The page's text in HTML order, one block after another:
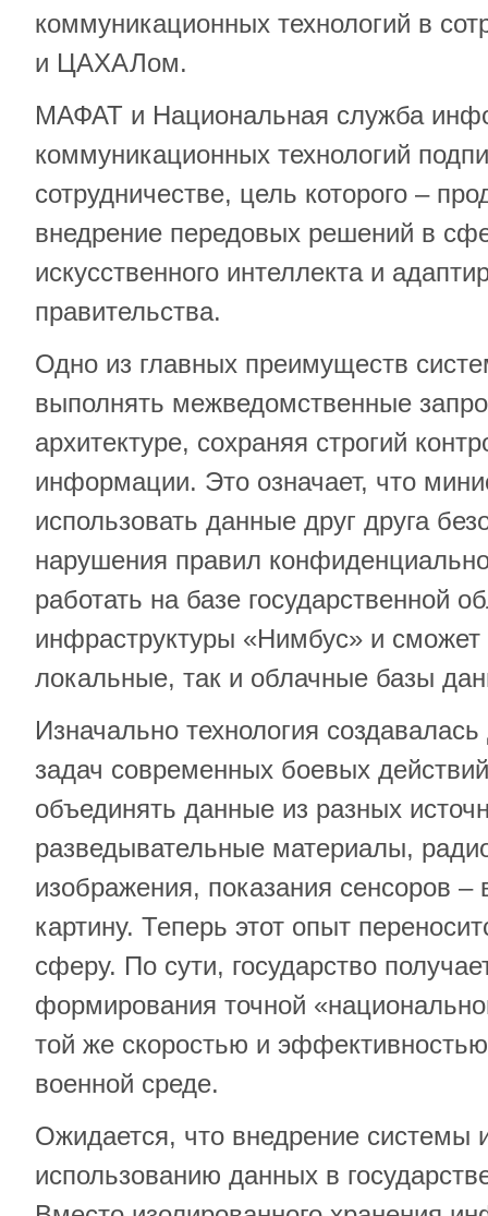
коммуникационных технологий в
и ЦАХАЛом.
МАФАТ и Национальная служба
коммуникационных технологий
сотрудничестве, цель которого –
внедрение передовых решений в
искусственного интеллекта и
правительства.
Одно из главных преимуществ
выполнять межведомственные
архитектуре, сохраняя строгий
информации. Это означает, что
использовать данные друг друга
нарушения правил
работать на базе государственной
инфраструктуры «Нимбус» и сможет
локальные, так и облачные базы
Изначально технология
задач современных боевых
объединять данные из разных
разведывательные материалы,
изображения, показания сенсоров
картину. Теперь этот опыт
сферу. По сути, государство
формирования точной
той же скоростью и
военной среде.
Ожидается, что внедрение системы
использованию данных в